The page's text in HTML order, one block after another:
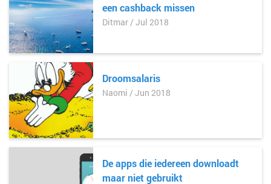
een cashback missen
Ditmar / Jul 2018
Droomsalaris
Naomi / Jun 2018
De apps die iedereen downloadt
maar niet gebruikt